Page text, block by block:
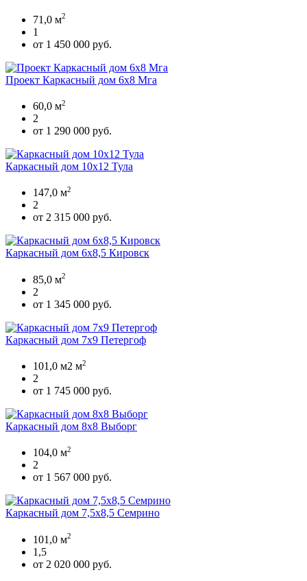
71,0 м2
1
от 1 450 000 руб.
Проект Каркасный дом 6х8 Мга
60,0 м2
2
от 1 290 000 руб.
Каркасный дом 10х12 Тула
147,0 м2
2
от 2 315 000 руб.
Каркасный дом 6х8,5 Кировск
85,0 м2
2
от 1 345 000 руб.
Каркасный дом 7х9 Петергоф
101,0 м2 м2
2
от 1 745 000 руб.
Каркасный дом 8х8 Выборг
104,0 м2
2
от 1 567 000 руб.
Каркасный дом 7,5х8,5 Семрино
101,0 м2
1,5
от 2 020 000 руб.